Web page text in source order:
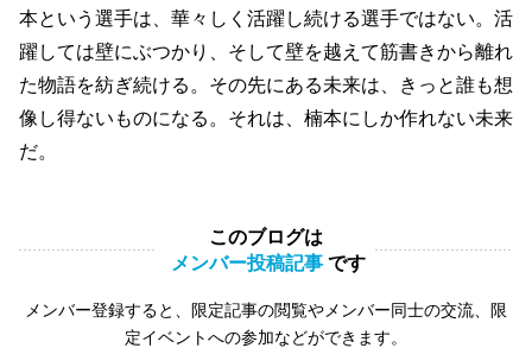
本という選手は、華々しく活躍し続ける選手ではない。活
躍しては壁にぶつかり、そして壁を越えて筋書きから離れ
た物語を紡ぎ続ける。その先にある未来は、きっと誰も想
像し得ないものになる。それは、楠本にしか作れない未来
だ。
このブログは
メンバー投稿記事 です
メンバー登録すると、限定記事の閲覧やメンバー同士の交流、限
定イベントへの参加などができます。